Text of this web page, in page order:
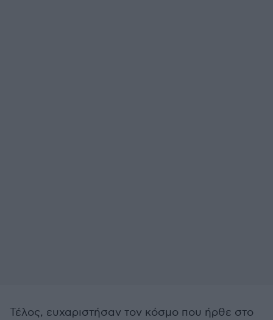
Τέλος, ευχαριστήσαν τον κόσμο που ήρθε στο